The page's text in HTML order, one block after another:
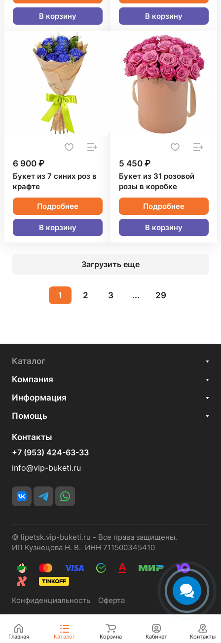
В корзину В корзину
6 900 ₽
Букет из 7 синих роз в
крафте
Подробнее
В корзину
5 450 ₽
Букет из 31 розовой
розы в коробке
Подробнее
В корзину
Загрузить еще
1 2 3 ... 29
Каталог
Компания
Информация
Помощь
Контакты
+7 (953) 424-63-33
info@vip-buketi.ru
© lipetsk.vip-buketi.ru - Все права защищены.
ИП Кузнецова Н. В. ИНН 711500345410
Конфиденциальность Оферта
Главная Каталог Корзина Кабинет Контакты